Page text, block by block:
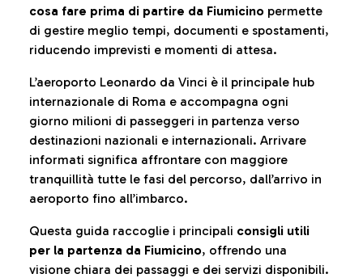
cosa fare prima di partire da Fiumicino permette
di gestire meglio tempi, documenti e spostamenti,
riducendo imprevisti e momenti di attesa.
L’aeroporto Leonardo da Vinci è il principale hub
internazionale di Roma e accompagna ogni
giorno milioni di passeggeri in partenza verso
destinazioni nazionali e internazionali. Arrivare
informati significa affrontare con maggiore
tranquillità tutte le fasi del percorso, dall’arrivo in
aeroporto fino all’imbarco.
Questa guida raccoglie i principali consigli utili
per la partenza da Fiumicino, offrendo una
visione chiara dei passaggi e dei servizi disponibili.